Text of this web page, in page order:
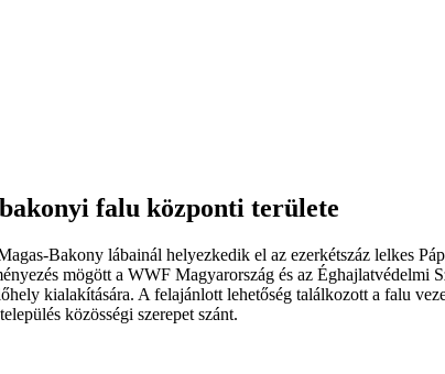
falu központi területe
Bakony lábainál helyezkedik el az ezerkétszáz lelkes
mögött a WWF Magyarország és az Éghajlatvédelmi
kialakítására. A felajánlott lehetőség találkozott a falu
közösségi szerepet szánt.